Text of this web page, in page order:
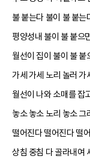
불 붙는다 불이 불 붙
평양성내 불이 불 붙으
월선이 집이 불이 불
가세 가세 노리 놀러 가
월선이 나와 소매를 잡
놓소 놓소 노리 놓소 그
떨어진다 떨어진다 떨
상침 중침 다 골라내여